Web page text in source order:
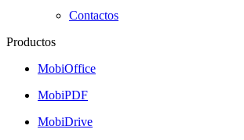
Contactos
Productos
MobiOffice
MobiPDF
MobiDrive